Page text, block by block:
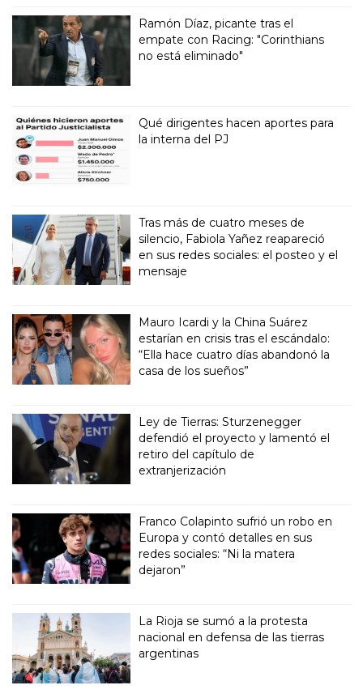
Ramón Díaz, picante tras el
empate con Racing: "Corinthians
no está eliminado"
Qué dirigentes hacen aportes para
la interna del PJ
Tras más de cuatro meses de
silencio, Fabiola Yañez reapareció
en sus redes sociales: el posteo y el
mensaje
Mauro Icardi y la China Suárez
estarían en crisis tras el escándalo:
“Ella hace cuatro días abandonó la
casa de los sueños”
Ley de Tierras: Sturzenegger
defendió el proyecto y lamentó el
retiro del capítulo de
extranjerización
Franco Colapinto sufrió un robo en
Europa y contó detalles en sus
redes sociales: “Ni la matera
dejaron”
La Rioja se sumó a la protesta
nacional en defensa de las tierras
argentinas